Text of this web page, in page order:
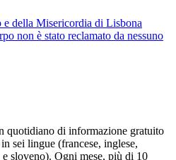
della Misericordia di Lisbona
non è stato reclamato da nessuno
quotidiano di informazione gratuito
sei lingue (francese, inglese,
sloveno). Ogni mese, più di 10